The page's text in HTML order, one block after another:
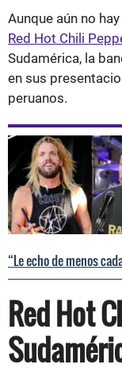
Aunque aún no
Red Hot Chili
Sudamérica, la
en sus
peruanos.
“Le echo de menos
Red Hot